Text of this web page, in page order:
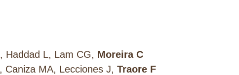
Haddad L, Lam CG, Moreira C
Caniza MA, Lecciones J, Traore F